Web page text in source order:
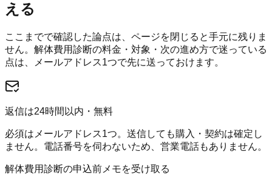
える
ここまでで確認した論点は、ページを閉じると手元に残りま
せん。 解体費用診断の料金・対象・次の進め方で迷っている
点は、メールアドレス1つで先に送っておけます。
返信は24時間以内・無料
必須はメールアドレス1つ。送信しても購入・契約は確定し
ません。電話番号を伺わないため、営業電話もありません。
解体費用診断の申込前メモを受け取る